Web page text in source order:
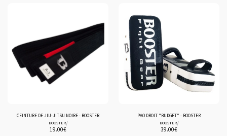
CEINTURE DE JIU-JITSU NOIRE - BOOSTER
BOOSTER/
19.00€
PAO DROIT "BUDGET" - BOOSTER
BOOSTER/
39.00€